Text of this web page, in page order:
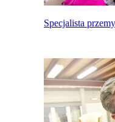
Specjalista